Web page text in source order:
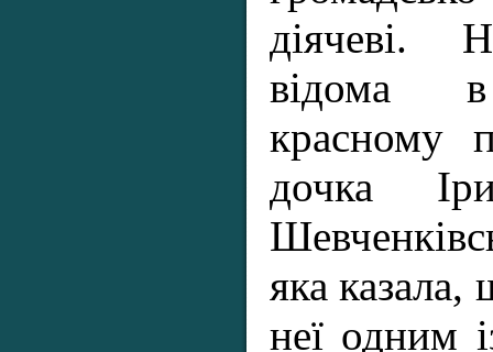
діячеві.
відома в
красному
дочка
яка казала,
неї одним